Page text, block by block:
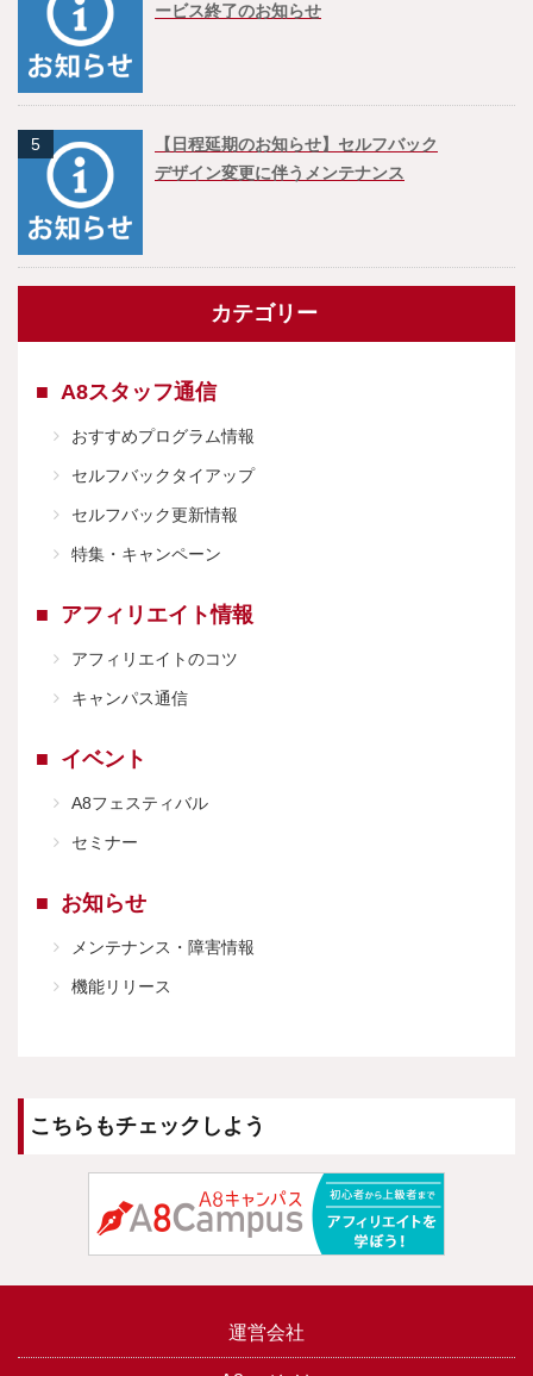
ービス終了のお知らせ
5
【日程延期のお知らせ】セルフバック
デザイン変更に伴うメンテナンス
カテゴリー
A8スタッフ通信
おすすめプログラム情報
セルフバックタイアップ
セルフバック更新情報
特集・キャンペーン
アフィリエイト情報
アフィリエイトのコツ
キャンパス通信
イベント
A8フェスティバル
セミナー
お知らせ
メンテナンス・障害情報
機能リリース
こちらもチェックしよう
運営会社